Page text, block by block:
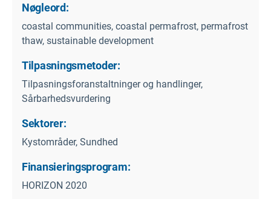
Nøgleord:
coastal communities, coastal permafrost, permafrost
thaw, sustainable development
Tilpasningsmetoder:
Tilpasningsforanstaltninger og handlinger,
Sårbarhedsvurdering
Sektorer:
Kystområder, Sundhed
Finansieringsprogram:
HORIZON 2020